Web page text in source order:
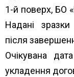
1-й поверх, БО
Надані зразки
після
Очікувана
укладення